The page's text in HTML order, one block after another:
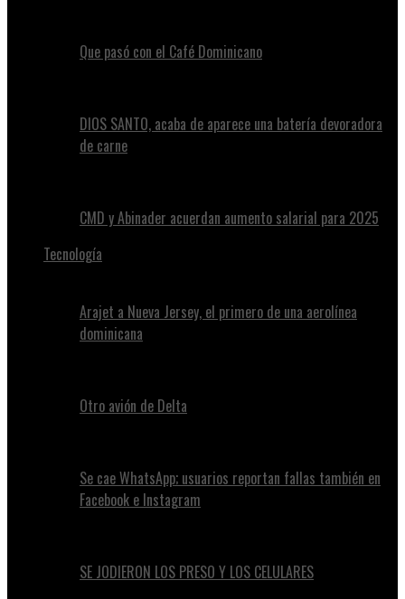
Que pasó con el Café Dominicano
DIOS SANTO, acaba de aparece una batería devoradora
de carne
CMD y Abinader acuerdan aumento salarial para 2025
Tecnología
Arajet a Nueva Jersey, el primero de una aerolínea
dominicana
Otro avión de Delta
Se cae WhatsApp; usuarios reportan fallas también en
Facebook e Instagram
SE JODIERON LOS PRESO Y LOS CELULARES